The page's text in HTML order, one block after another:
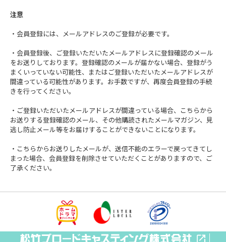
注意
・会員登録には、メールアドレスのご登録が必要です。
・会員登録後、ご登録いただいたメールアドレスに登録確認のメール
をお送りしております。登録確認のメールが届かない場合、登録がう
まくいっていない可能性、またはご登録いただいたメールアドレスが
間違っている可能性があります。お手数ですが、再度会員登録の手続
きを行ってください。
・ご登録いただいたメールアドレスが間違っている場合、こちらから
お送りする登録確認のメール、その他購読されたメールマガジン、見
逃し防止メール等をお届けすることができないことになります。
・こちらからお送りしたメールが、送信不能のエラーで戻ってきてし
まった場合、会員登録を削除させていただくことがありますので、ご
了承ください。